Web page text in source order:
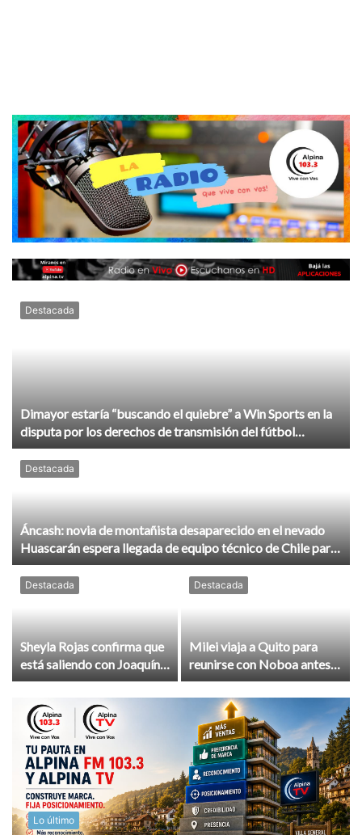
Destacada
Dimayor estaría “buscando el quiebre” a Win Sports en la
disputa por los derechos de transmisión del fútbol
colombiano
Destacada
Áncash: novia de montañista desaparecido en el nevado
Huascarán espera llegada de equipo técnico de Chile para
reforzar la búsqueda
Destacada
Sheyla Rojas confirma que
está saliendo con Joaquín
Ramírez: “Estoy muy
Destacada
Milei viaja a Quito para
reunirse con Noboa antes
de asistir a asunción de De
la Espriella
Lo último